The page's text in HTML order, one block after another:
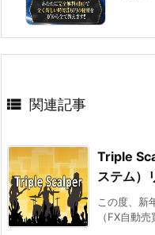
 関連記事
Triple
ステム）
この度、新
（FX自動